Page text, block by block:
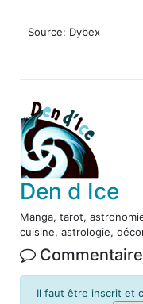
Source: Dybex
Den d Ice
Manga, tarot,
cuisine, astrologie,
Il faut être inscrit et